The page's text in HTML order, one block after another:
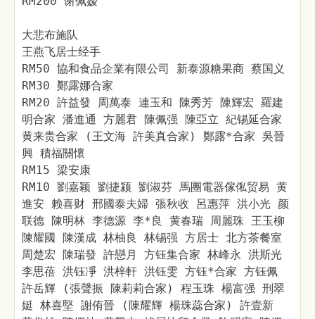
大悲布施队
王燕飞居士经手
RM50 協和食品企業有限公司 新泰源糖果商 蔡国义
RM30 鄭露娜合家
RM20 許益發 周萬泰 連玉和 陳秀芳 陳輝宏 羅建
明合家 潘進通 方麗君 陳佩强 陳亞立 紀锡延合家
黄来贵合家 (王文海 許美真合家) 鄭露*合家 吳晉
興 積福關懷
RM15 梁安康
RM10 劉嘉颖 劉捷颍 劉淑芬 馬團電器傢俬贸易 黄
進安 赖喜财 邢國泰夫婦 張秋收 呂惠萍 洪小光 颜
联德 陳明林 李德源 李*良 黄春瑞 周麗珠 王玉柳
陳耀國 陳漢成 林柚良 林锡强 方居士 北方茶餐室
周楚宏 陳瑞發 許戀月 方钰集合家 林峰永 洪斯光
李思蓓 洪钰凈 洪梓軒 洪钰雯 方钰*合家 方钰佩
許岳輝 (張聲振 陳莉莉合家) 程玉珠 楊富强 刑翠
娗 林喜堅 謝侑晉 (陳耀輝 楊珠蕊合家) 許壹新